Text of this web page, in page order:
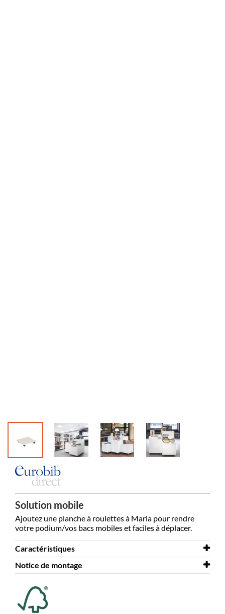
Solution mobile
Ajoutez une planche à roulettes à Maria pour rendre
votre podium/vos bacs mobiles et faciles à déplacer.
Caractéristiques
Largeur
Profondeur
Coloris
Notice de montage
Notice de montage